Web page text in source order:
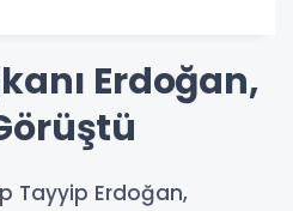
Erdoğan,
Tayyip Erdoğan,